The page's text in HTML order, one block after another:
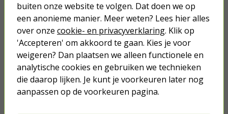
we hebben het
buiten onze website te volgen. Dat doen we op
een anonieme manier. Meer weten? Lees hier alles
over onze cookie- en privacyverklaring. Klik op
'Accepteren' om akkoord te gaan. Kies je voor
weigeren? Dan plaatsen we alleen functionele en
analytische cookies en gebruiken we technieken
die daarop lijken. Je kunt je voorkeuren later nog
aanpassen op de voorkeuren pagina.